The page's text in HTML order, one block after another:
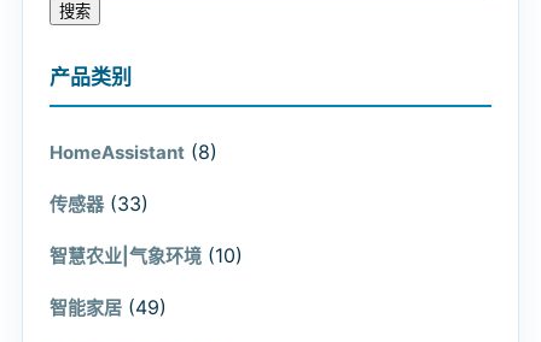
搜索
产品类别
HomeAssistant (8)
传感器 (33)
智慧农业|气象环境 (10)
智能家居 (49)